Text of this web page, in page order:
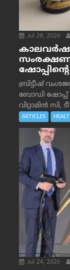
Jul 28, 2026
ബ്രിട്ടീഷ്
ബോഡി ഷോപ്പ്
വിറ്റാമിൻ സി,
ARTICLES
Jul 24, 2026